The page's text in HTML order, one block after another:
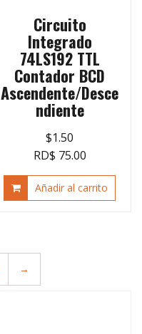
Circuito
Integrado
74LS192 TTL
Contador BCD
Ascendente/Desce
ndiente
$1.50
RD$ 75.00
Añadir al carrito
→